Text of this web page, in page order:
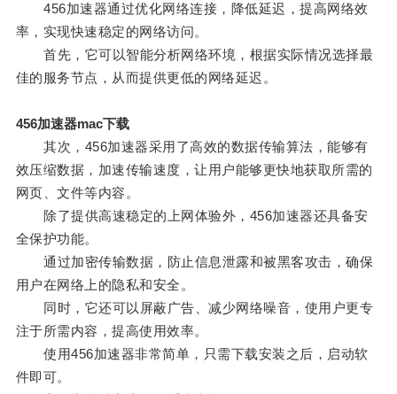
456加速器通过优化网络连接，降低延迟，提高网络效
率，实现快速稳定的网络访问。
首先，它可以智能分析网络环境，根据实际情况选择最
佳的服务节点，从而提供更低的网络延迟。
456加速器mac下载
其次，456加速器采用了高效的数据传输算法，能够有
效压缩数据，加速传输速度，让用户能够更快地获取所需的
网页、文件等内容。
除了提供高速稳定的上网体验外，456加速器还具备安
全保护功能。
通过加密传输数据，防止信息泄露和被黑客攻击，确保
用户在网络上的隐私和安全。
同时，它还可以屏蔽广告、减少网络噪音，使用户更专
注于所需内容，提高使用效率。
使用456加速器非常简单，只需下载安装之后，启动软
件即可。